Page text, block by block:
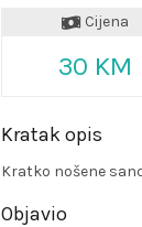
Cijena
30 KM
Kratak opis
Kratko nošene
Objavio